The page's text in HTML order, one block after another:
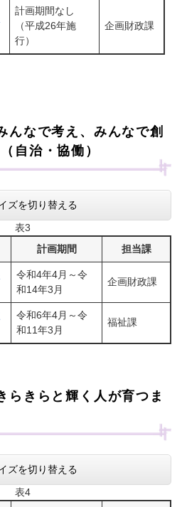
計画期間なし
（平成26年施
行）
企画財政課
なで考え、みんなで創
自治・協働）
ズを切り替える
表3
計画期間 担当課
令和4年4月～令
和14年3月
企画財政課
令和6年4月～令
和11年3月
福祉課
きらと輝く人が育つま
ズを切り替える
表4